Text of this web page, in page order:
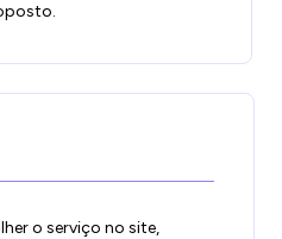
o serviço no site,